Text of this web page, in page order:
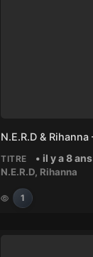
TITRE • il y a 8 ans
N.E.R.D, Rihanna
1